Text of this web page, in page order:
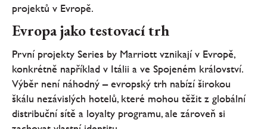
projektů v Evropě.
Evropa jako testovací trh
První projekty Series by Marriott vznikají v Evropě,
konkrétně například v Itálii a ve Spojeném království.
Výběr není náhodný – evropský trh nabízí širokou
škálu nezávislých hotelů, které mohou těžit z globální
distribuční sítě a loyalty programu, ale zároveň si